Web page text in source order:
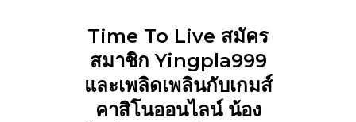
Time To Live สมัคร
สมาชิก Yingpla999
และเพลิดเพลินกับเกมส์
คาสิโนออนไลน์ น้อง